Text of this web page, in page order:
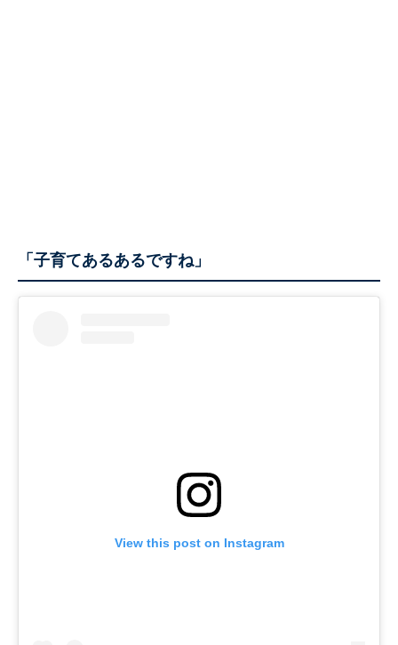
「子育てあるあるですね」
View this post on Instagram